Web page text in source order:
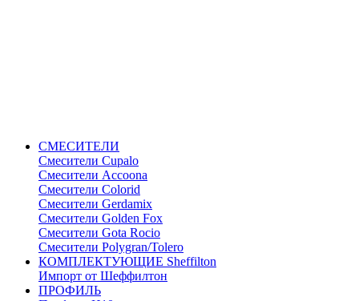
СМЕСИТЕЛИ
Cмесители Cupalo
Смесители Accoona
Смесители Colorid
Смесители Gerdamix
Смесители Golden Fox
Смесители Gota Rocio
Смесители Polygran/Tolero
КОМПЛЕКТУЮЩИЕ Sheffilton
Импорт от Шеффилтон
ПРОФИЛЬ